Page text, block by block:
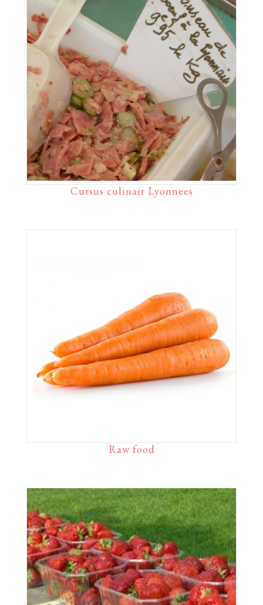
Cursus culinair Lyonnees
Raw food